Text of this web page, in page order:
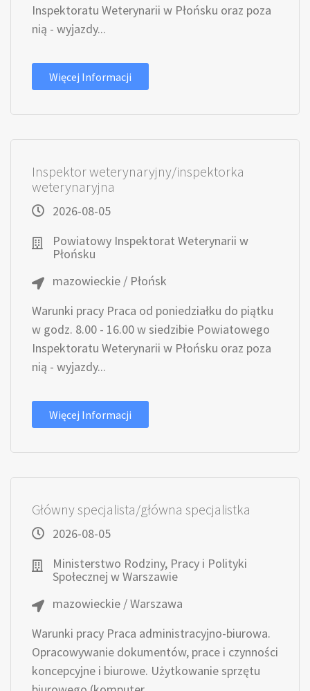
Inspektoratu Weterynarii w Płońsku oraz poza
nią - wyjazdy...
Więcej Informacji
Inspektor weterynaryjny/inspektorka
weterynaryjna
2026-08-05
Powiatowy Inspektorat Weterynarii w
Płońsku
mazowieckie / Płońsk
Warunki pracy Praca od poniedziałku do piątku
w godz. 8.00 - 16.00 w siedzibie Powiatowego
Inspektoratu Weterynarii w Płońsku oraz poza
nią - wyjazdy...
Więcej Informacji
Główny specjalista/główna specjalistka
2026-08-05
Ministerstwo Rodziny, Pracy i Polityki
Społecznej w Warszawie
mazowieckie / Warszawa
Warunki pracy Praca administracyjno-biurowa.
Opracowywanie dokumentów, prace i czynności
koncepcyjne i biurowe. Użytkowanie sprzętu